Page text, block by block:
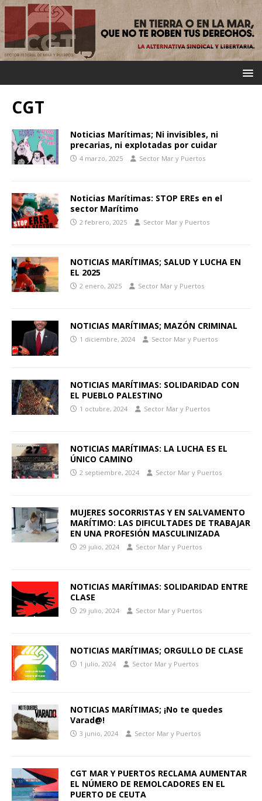
CGT
Noticias Marítimas; Ni invisibles, ni
precarias, ni explotadas por cuidar
4 marzo, 2025 Sector Mar y Puertos
Noticias Marítimas: STOP EREs en el
sector Marítimo
2 febrero, 2025 Sector Mar y Puertos
NOTICIAS MARÍTIMAS; SALUD Y LUCHA EN
EL 2025
2 enero, 2025 Sector Mar y Puertos
NOTICIAS MARÍTIMAS; MAZÓN CRIMINAL
1 diciembre, 2024 Sector Mar y Puertos
NOTICIAS MARÍTIMAS: SOLIDARIDAD CON
EL PUEBLO PALESTINO
1 octubre, 2024 Sector Mar y Puertos
NOTICIAS MARÍTIMAS: LA LUCHA ES EL
ÚNICO CAMINO
2 septiembre, 2024 Sector Mar y Puertos
MUJERES SOCORRISTAS Y EN SALVAMENTO
MARÍTIMO: LAS DIFICULTADES DE TRABAJAR
EN UNA PROFESIÓN MASCULINIZADA
29 julio, 2024 Sector Mar y Puertos
NOTICIAS MARÍTIMAS: SOLIDARIDAD ENTRE
CLASE
29 julio, 2024 Sector Mar y Puertos
NOTICIAS MARÍTIMAS; ORGULLO DE CLASE
1 julio, 2024 Sector Mar y Puertos
NOTICIAS MARÍTIMAS; ¡No te quedes
Varad@!
3 junio, 2024 Sector Mar y Puertos
CGT MAR Y PUERTOS RECLAMA AUMENTAR
EL NÚMERO DE REMOLCADORES EN EL
PUERTO DE CEUTA